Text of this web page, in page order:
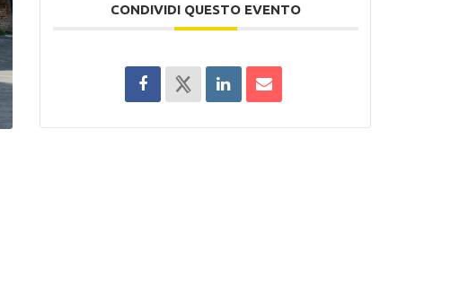
CONDIVIDI QUESTO EVENTO